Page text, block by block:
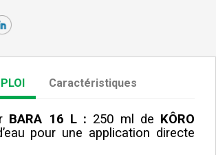
Caractéristiques
BARA 16 L : 250 ml de KÔRO
pour une application directe